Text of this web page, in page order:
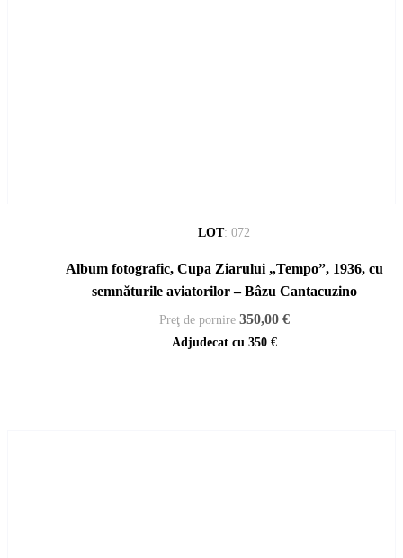
LOT: 072
Album fotografic, Cupa Ziarului „Tempo”, 1936, cu
semnăturile aviatorilor – Bâzu Cantacuzino
Preţ de pornire 350,00 €
Adjudecat cu 350 €